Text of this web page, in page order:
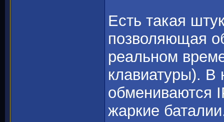
Есть такая
позволяющая
реальном
клавиатуры). В
обмениваются
жаркие